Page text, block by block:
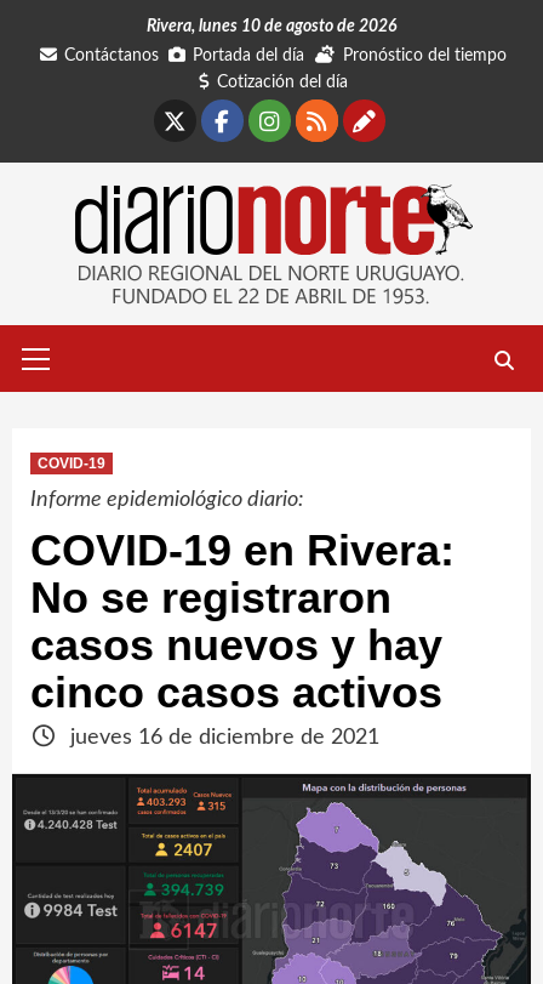
Rivera, lunes 10 de agosto de 2026
Contáctanos
Portada del día
Pronóstico del tiempo
Cotización del día
Facebook
Instagram
RSSContáctanos
primario
COVID-19
Informe epidemiológico diario:
COVID-19 en Rivera:
No se registraron
casos nuevos y hay
cinco casos activos
jueves 16 de diciembre de 2021